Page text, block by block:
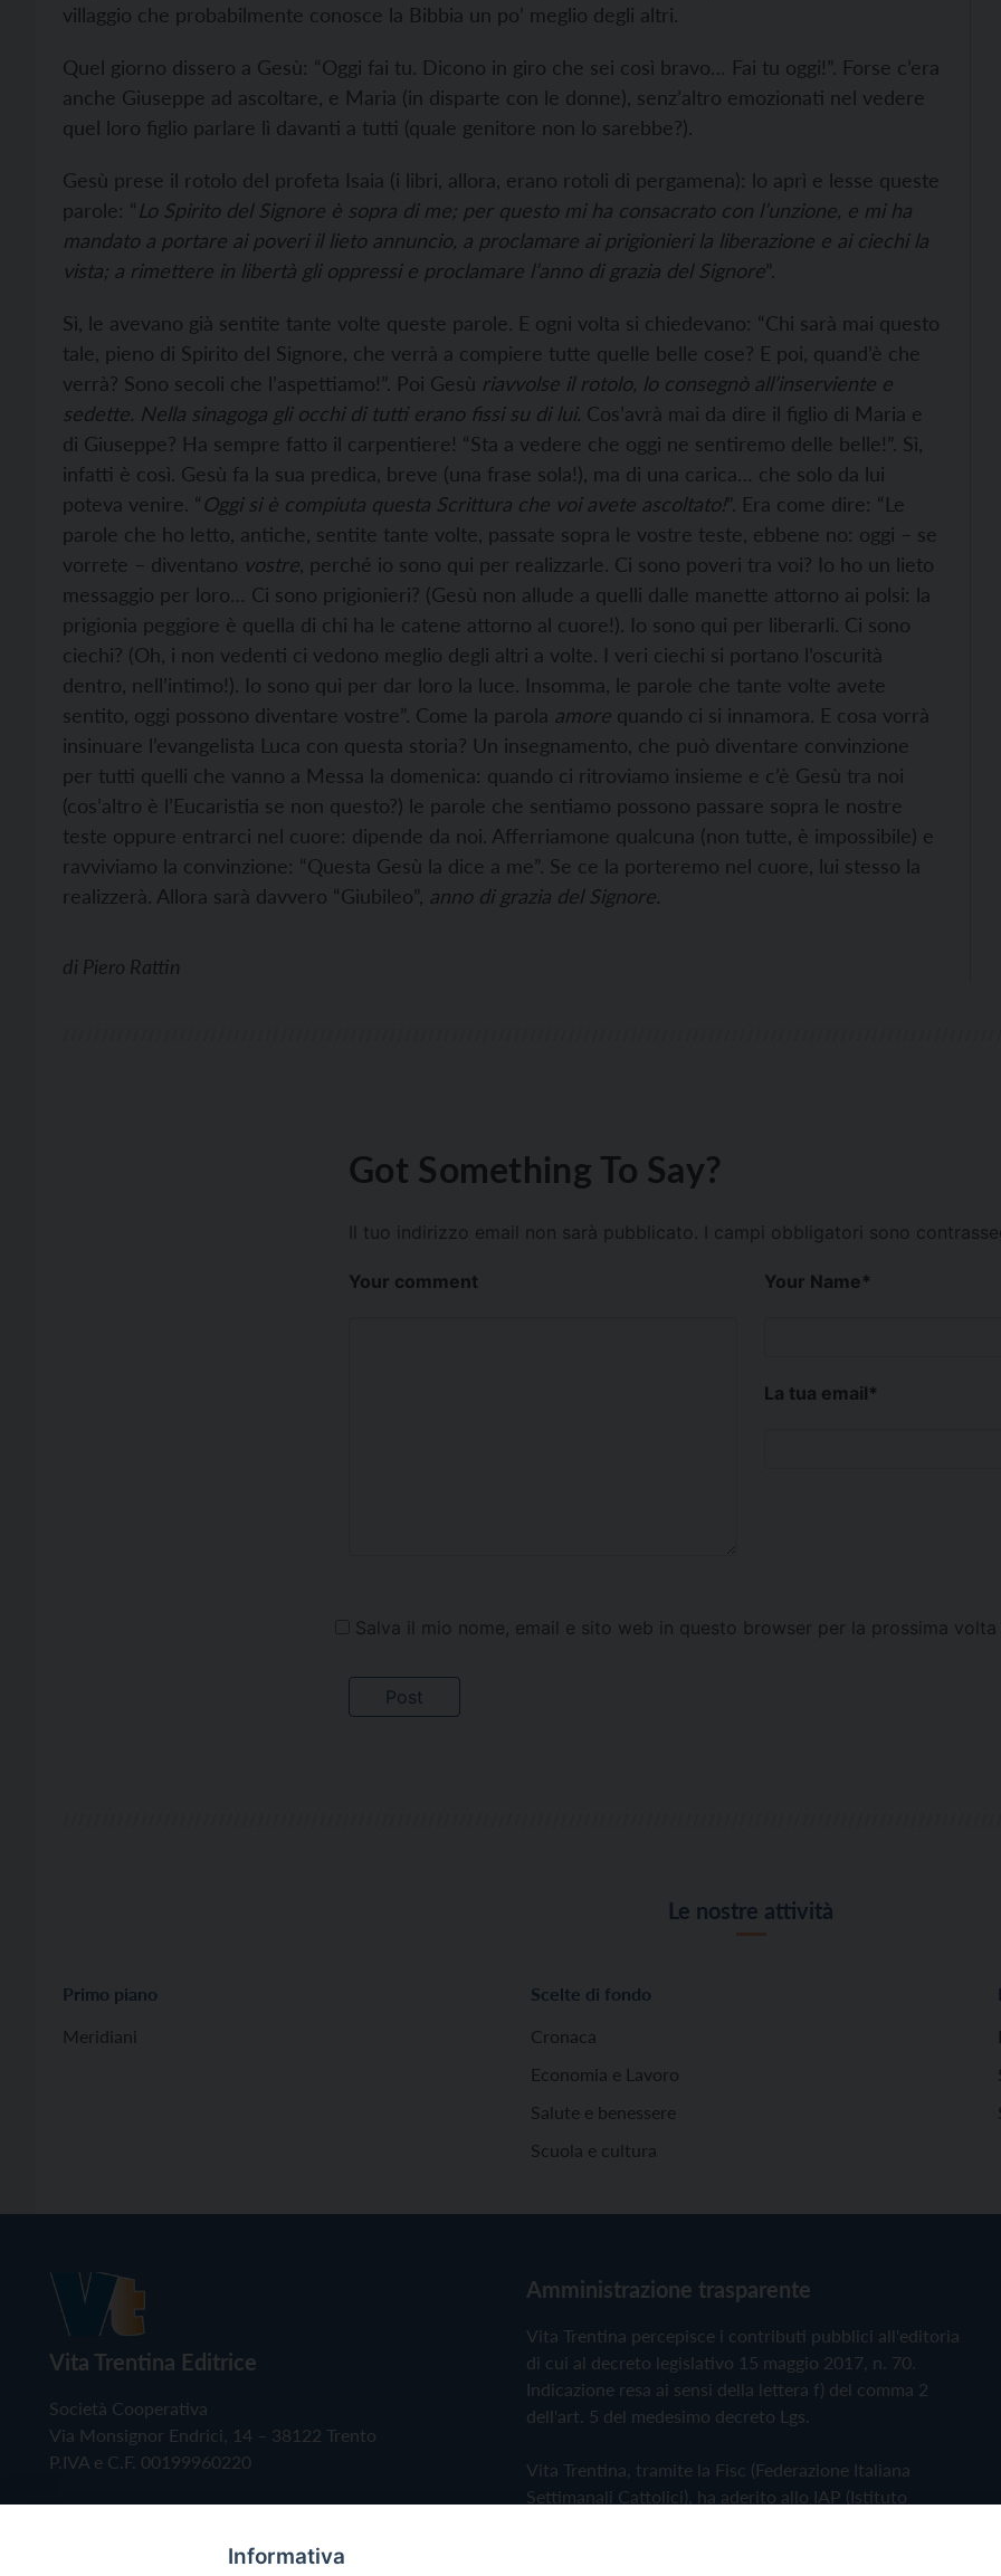
villaggio che probabilmente conosce la Bibbia un po’ meglio degli altri.
Quel giorno dissero a Gesù: “Oggi fai tu. Dicono in giro che sei così bravo… Fai tu oggi!”. Forse c’era
anche Giuseppe ad ascoltare, e Maria (in disparte con le donne), senz’altro emozionati nel vedere
quel loro figlio parlare lì davanti a tutti (quale genitore non lo sarebbe?).
Gesù prese il rotolo del profeta Isaia (i libri, allora, erano rotoli di pergamena): lo aprì e lesse queste
parole: “Lo Spirito del Signore è sopra di me; per questo mi ha consacrato con l’unzione, e mi ha
mandato a portare ai poveri il lieto annuncio, a proclamare ai prigionieri la liberazione e ai ciechi la
vista; a rimettere in libertà gli oppressi e proclamare l’anno di grazia del Signore”.
Sì, le avevano già sentite tante volte queste parole. E ogni volta si chiedevano: “Chi sarà mai questo
tale, pieno di Spirito del Signore, che verrà a compiere tutte quelle belle cose? E poi, quand’è che
verrà? Sono secoli che l’aspettiamo!”. Poi Gesù riavvolse il rotolo, lo consegnò all’inserviente e
sedette. Nella sinagoga gli occhi di tutti erano fissi su di lui. Cos’avrà mai da dire il figlio di Maria e
di Giuseppe? Ha sempre fatto il carpentiere! “Sta a vedere che oggi ne sentiremo delle belle!”. Sì,
infatti è così. Gesù fa la sua predica, breve (una frase sola!), ma di una carica… che solo da lui
poteva venire. “ Oggi si è compiuta questa Scrittura che voi avete ascoltato!”. Era come dire: “Le
parole che ho letto, antiche, sentite tante volte, passate sopra le vostre teste, ebbene no: oggi – se
vorrete – diventano vostre , perché io sono qui per realizzarle. Ci sono poveri tra voi? Io ho un lieto
messaggio per loro… Ci sono prigionieri? (Gesù non allude a quelli dalle manette attorno ai polsi: la
prigionia peggiore è quella di chi ha le catene attorno al cuore!). Io sono qui per liberarli. Ci sono
ciechi? (Oh, i non vedenti ci vedono meglio degli altri a volte. I veri ciechi si portano l’oscurità
dentro, nell’intimo!). Io sono qui per dar loro la luce. Insomma, le parole che tante volte avete
sentito, oggi possono diventare vostre”. Come la parola amore quando ci si innamora. E cosa vorrà
insinuare l’evangelista Luca con questa storia? Un insegnamento, che può diventare convinzione
per tutti quelli che vanno a Messa la domenica: quando ci ritroviamo insieme e c’è Gesù tra noi
(cos’altro è l’Eucaristia se non questo?) le parole che sentiamo possono passare sopra le nostre
teste oppure entrarci nel cuore: dipende da noi. Afferriamone qualcuna (non tutte, è impossibile) e
ravviviamo la convinzione: “Questa Gesù la dice a me”. Se ce la porteremo nel cuore, lui stesso la
realizzerà. Allora sarà davvero “Giubileo”, anno di grazia del Signore.
di Piero Rattin
Got Something To Say?
Il tuo indirizzo email non sarà pubblicato. I campi obbligatori sono
Your comment Your Name*
La tua email*
Salva il mio nome, email e sito web in questo browser per la prossima
Le nostre attività
Primo piano
Meridiani
Scelte di fondo
Cronaca
Economia e Lavoro
Salute e benessere
Scuola e cultura
Vita Trentina Editrice
Società Cooperativa
Via Monsignor Endrici, 14 – 38122 Trento
P.IVA e C.F. 00199960220
Amministrazione trasparente
Vita Trentina percepisce i contributi pubblici all'editoria
di cui al decreto legislativo 15 maggio 2017, n. 70.
Indicazione resa ai sensi della lettera f) del comma 2
dell'art. 5 del medesimo decreto Lgs.
Vita Trentina, tramite la Fisc (Federazione Italiana
Settimanali Cattolici), ha aderito allo IAP (Istituto
Informativa